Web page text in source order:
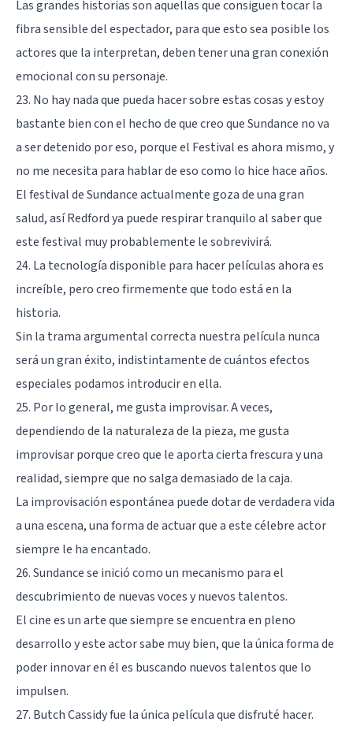
Las grandes historias son aquellas que consiguen tocar la
fibra sensible del espectador, para que esto sea posible los
actores que la interpretan, deben tener una gran conexión
emocional con su personaje.
23. No hay nada que pueda hacer sobre estas cosas y estoy
bastante bien con el hecho de que creo que Sundance no va
a ser detenido por eso, porque el Festival es ahora mismo, y
no me necesita para hablar de eso como lo hice hace años.
El festival de Sundance actualmente goza de una gran
salud, así Redford ya puede respirar tranquilo al saber que
este festival muy probablemente le sobrevivirá.
24. La tecnología disponible para hacer películas ahora es
increíble, pero creo firmemente que todo está en la
historia.
Sin la trama argumental correcta nuestra película nunca
será un gran éxito, indistintamente de cuántos efectos
especiales podamos introducir en ella.
25. Por lo general, me gusta improvisar. A veces,
dependiendo de la naturaleza de la pieza, me gusta
improvisar porque creo que le aporta cierta frescura y una
realidad, siempre que no salga demasiado de la caja.
La improvisación espontánea puede dotar de verdadera vida
a una escena, una forma de actuar que a este célebre actor
siempre le ha encantado.
26. Sundance se inició como un mecanismo para el
descubrimiento de nuevas voces y nuevos talentos.
El cine es un arte que siempre se encuentra en pleno
desarrollo y este actor sabe muy bien, que la única forma de
poder innovar en él es buscando nuevos talentos que lo
impulsen.
27. Butch Cassidy fue la única película que disfruté hacer.